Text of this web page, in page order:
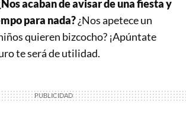
acaban de avisar de una fiesta y
para nada?¿Nos apetece un
quieren bizcocho? ¡Apúntate
te será de utilidad.